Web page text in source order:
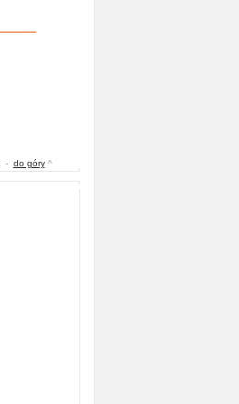
- do góry^